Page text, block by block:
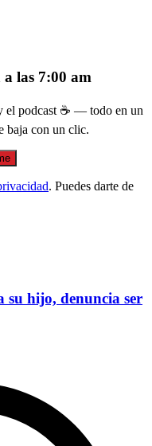
las 7:00 am
el podcast ☕ — todo en un
baja con un clic.
. Puedes darte de
su hijo, denuncia ser